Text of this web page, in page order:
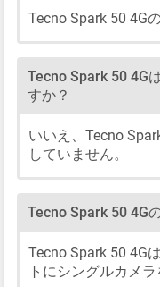
Tecno Spark 50 4G
Tecno Spark 50 4G
すか？
いいえ、Tecno
していません。
Tecno Spark 50 4G
Tecno Spark 50 4G
トにシングルカメ